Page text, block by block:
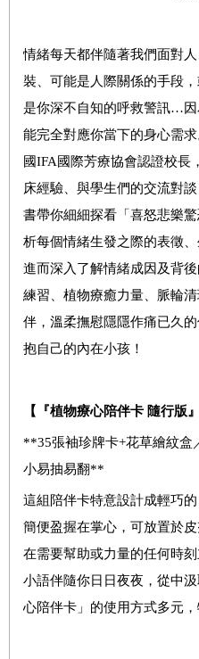
情緒每天都伴隨著我們面對
裝、可能是人際關係的手段
是你深不自知的呼救警訊…
能完全對應你當下的身心需
國IFA國際芳療協會認證校長
床經驗、與學生們的交流對
書帶你細細探看「喜怒悲樂
析每個情緒生發之際的表徵
進而深入了解情緒成因及背
練習、植物療癒力量、脈輪
伴，溫柔撫慰隱隱作痛已久
抱自己的內在小孩！
【『植物療心陪伴卡 隨行版
**35張袖珍牌卡+花草繪紋盒
小易抽易翻**
這組陪伴卡特意設計成輕巧
簡便盈握在掌心，可放置於
在需要幫助或力量的任何時
小語伴隨你日日夜夜，從中
心陪伴卡」的使用方式多元，